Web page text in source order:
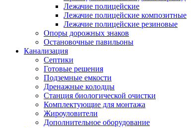
Лежачие полицейские
Лежачие полицейские композитные
Лежачие полицейские резиновые
Опоры дорожных знаков
Остановочные павильоны
Канализация
Септики
Готовые решения
Подземные емкости
Дренажные колодцы
Станция биологической очистки
Комплектующие для монтажа
Жироуловители
Дополнительное оборудование